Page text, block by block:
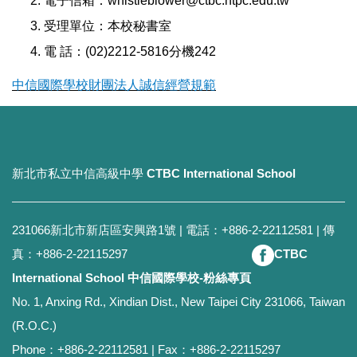
受理單位：本校秘書室
電 話：(02)2212-5816分機242
中信國際學校財團法人誠信經營規範
新北市私立中信高級中學 CTBC International School
231066新北市新店區安興路1號 | 電話：+886-2-22112581 | 傳
真：+886-2-22115297
CTBC
International School 中信國際學校-粉絲專頁
No. 1, Anxing Rd., Xindian Dist., New Taipei City 231066, Taiwan
(R.O.C.)
Phone：+886-2-22112581 | Fax：+886-2-22115297